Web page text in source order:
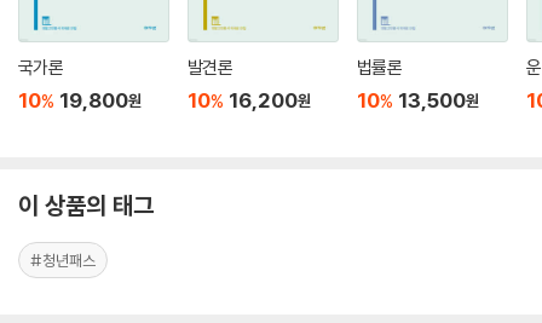
국가론
10% 19,800원
발견론
10% 16,200원
법률론
10% 13,500원
이 상품의 태그
#청년패스